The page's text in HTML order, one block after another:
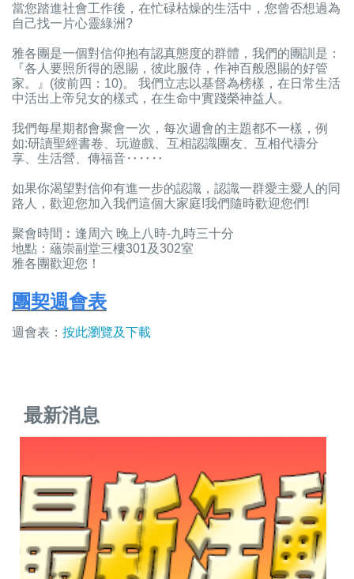
當您踏進社會工作後，在忙碌枯燥的生活中，您曾否想過為
自己找一片心靈綠洲?
雅各團是一個對信仰抱有認真態度的群體，我們的團訓是：
『各人要照所得的恩賜，彼此服侍，作神百般恩賜的好管
家。』(彼前四：10)。 我們立志以基督為榜樣，在日常生活
中活出上帝兒女的樣式，在生命中實踐榮神益人。
我們每星期都會聚會一次，每次週會的主題都不一樣，例
如:研讀聖經書卷、玩遊戲、互相認識團友、互相代禱分
享、生活營、傳福音‥‥‥
如果你渴望對信仰有進一步的認識，認識一群愛主愛人的同
路人，歡迎您加入我們這個大家庭!我們隨時歡迎您們!
聚會時間︰逢周六 晚上八時-九時三十分
地點：蘊崇副堂三樓301及302室
雅各團歡迎您！
團契週會表
週會表： 按此瀏覽及下載
最新消息